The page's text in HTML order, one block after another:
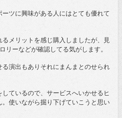
ツに興味がある人にはとても優れて
メリットを感じ購入しましたが、見
リーなどが確認してる気がします。
演出もありそれにまんまとのせられ
ているので、サービスへいかせるヒ
使いながら掘り下げていこうと思い